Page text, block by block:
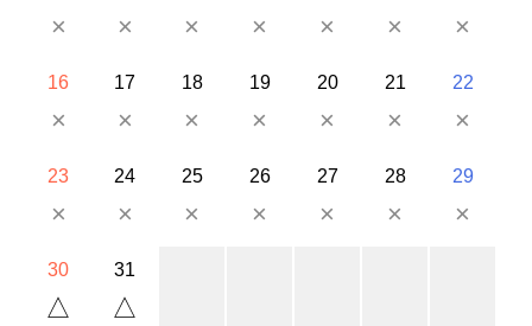
× × × × × × ×
16
×
17
×
18
×
19
×
20
×
21
×
22
×
23
×
24
×
25
×
26
×
27
×
28
×
29
×
30
△
31
△